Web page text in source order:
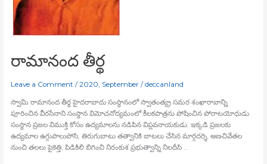
రామానంద తీర్థ
Leave a Comment /2020, September /deccanland
స్వామి రామానంద తీర్థ హైదరాబాదు సంస్థానంలో స్వాతంత్య్ర సమర శంఖారావాన్ని
పూరించిన వీరసేనాని సంస్థాన విమోచనోద్యమంలో కీలకపాత్రను పోషించిన పోరాటయోధుడు.
సంస్థాన ప్రజల విముక్తి కోసం ఉద్యమాలను నడిపిన విప్లవనాయకుడు. ఇక్కడి ప్రజలకు
ఉద్యమాల ఉగ్గుపాలుపోసి, తిరుగుబాటు తత్వానికి బాటలు చేసిన మార్గదర్శి, అణచివేతల
నుంచి తలలు పైకెత్తి, పిడికిలి బిగించి నిరంకుశ ప్రభుత్వాన్ని నిలదీసి …